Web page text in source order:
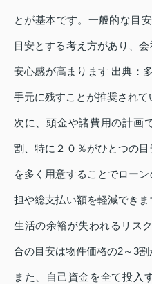
とが基本です。一般的な目
目安とする考え方があり、
安心感が高まります 出典：
手元に残すことが推奨されて
次に、頭金や諸費用の計画
割、特に２０％がひとつの
を多く用意することでロー
担や総支払い額を軽減でき
生活の余裕が失われるリス
合の目安は物件価格の2～3
また、自己資金を全て投入